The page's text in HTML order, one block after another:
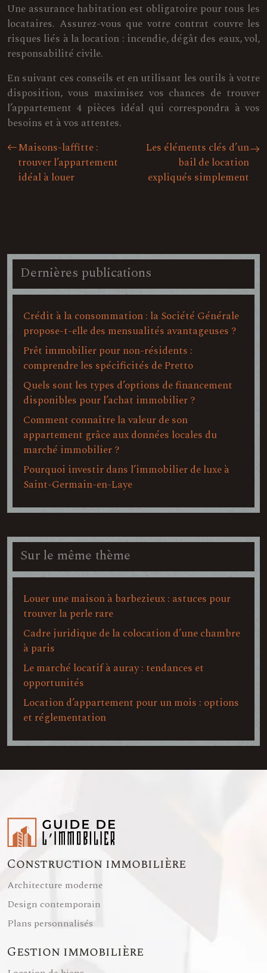
Une assurance habitation est obligatoire pour tous les
locataires. Assurez-vous que votre contrat couvre les
risques liés à la location : incendie, dégât des eaux, vol,
responsabilité civile.
En suivant ces conseils et en utilisant les outils à votre
disposition, vous maximisez vos chances de trouver
l’appartement 4 pièces idéal qui correspondra à vos
besoins et à vos attentes.
Maisons-laffitte :
trouver l’appartement
idéal à louer
Les éléments clés d’un
bail de location
expliqués simplement
Dernières publications
Crédit à la consommation : la Société Générale
propose-t-elle des mensualités avantageuses ?
Prêt immobilier pour non-résidents :
comprendre les spécificités de Pretto
Quels sont les types d’options de financement
disponibles pour l’achat immobilier ?
Comment connaître la valeur de son
appartement grâce aux données locales du
marché immobilier ?
Pourquoi investir dans l’immobilier de luxe à
Saint-Germain-en-Laye
Sur le même thème
Louer une maison à barbezieux : astuces pour
trouver la perle rare
Cadre juridique de la colocation d’une chambre
à paris
Le marché locatif à auray : tendances et
opportunités
Location d’appartement pour un mois : options
et réglementation
Construction immobilière
Architecture moderne
Design contemporain
Plans personnalisés
Gestion immobilière